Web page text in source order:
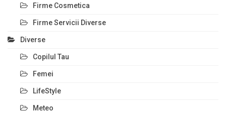
Firme Cosmetica
Firme Servicii Diverse
Diverse
Copilul Tau
Femei
LifeStyle
Meteo